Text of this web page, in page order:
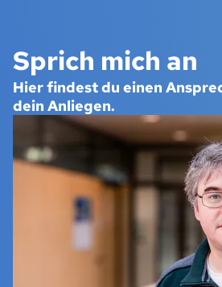
Sprich mich an
Hier findest du einen
dein Anliegen.